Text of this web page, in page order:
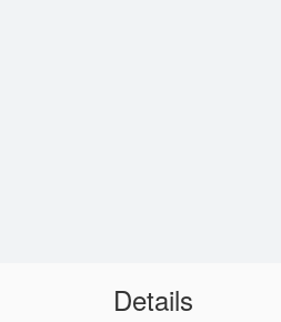
Details